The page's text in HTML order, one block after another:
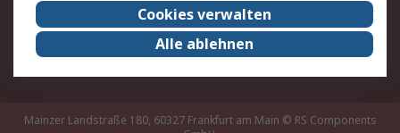
Karriere bei RS
Nachhaltigkeit
Qualität/Umwelt/ZertifikatePresse-Center
Event-Center
Mainzer Landstraße 180, 60327 Frankfurt am Main © RS Components
Cookies verwalten
Alle ablehnen